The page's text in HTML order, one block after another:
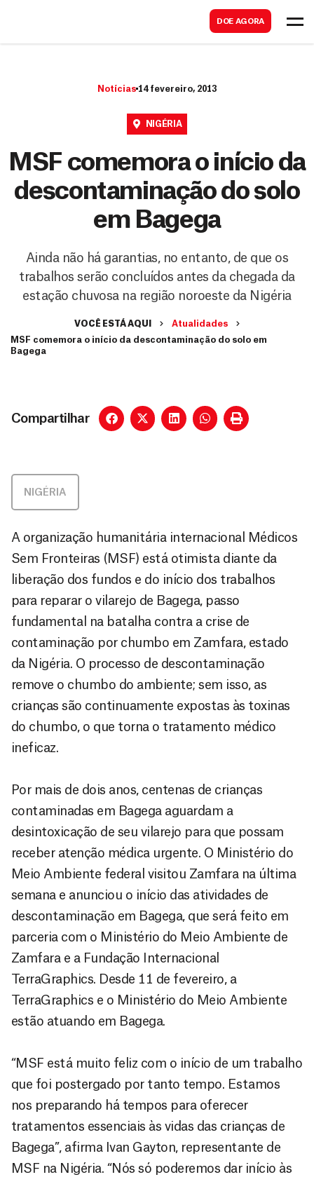
DOE AGORA
Notícias 14 fevereiro, 2013
NIGÉRIA
MSF comemora o início da
descontaminação do solo
em Bagega
Ainda não há garantias, no entanto, de que os
trabalhos serão concluídos antes da chegada da
estação chuvosa na região noroeste da Nigéria
VOCÊ ESTÁ AQUI
Atualidades
MSF comemora o início da descontaminação do solo em
Bagega
Compartilhar
NIGÉRIA
A organização humanitária internacional Médicos
Sem Fronteiras (MSF) está otimista diante da
liberação dos fundos e do início dos trabalhos
para reparar o vilarejo de Bagega, passo
fundamental na batalha contra a crise de
contaminação por chumbo em Zamfara, estado
da Nigéria. O processo de descontaminação
remove o chumbo do ambiente; sem isso, as
crianças são continuamente expostas às toxinas
do chumbo, o que torna o tratamento médico
ineficaz.
Por mais de dois anos, centenas de crianças
contaminadas em Bagega aguardam a
desintoxicação de seu vilarejo para que possam
receber atenção médica urgente. O Ministério do
Meio Ambiente federal visitou Zamfara na última
semana e anunciou o início das atividades de
descontaminação em Bagega, que será feito em
parceria com o Ministério do Meio Ambiente de
Zamfara e a Fundação Internacional
TerraGraphics. Desde 11 de fevereiro, a
TerraGraphics e o Ministério do Meio Ambiente
estão atuando em Bagega.
“MSF está muito feliz com o início de um trabalho
que foi postergado por tanto tempo. Estamos
nos preparando há tempos para oferecer
tratamentos essenciais às vidas das crianças de
Bagega”, afirma Ivan Gayton, representante de
MSF na Nigéria. “Nós só poderemos dar início às
a
r